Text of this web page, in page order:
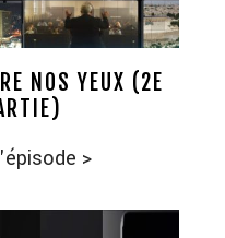
NOS YEUX (2E
>